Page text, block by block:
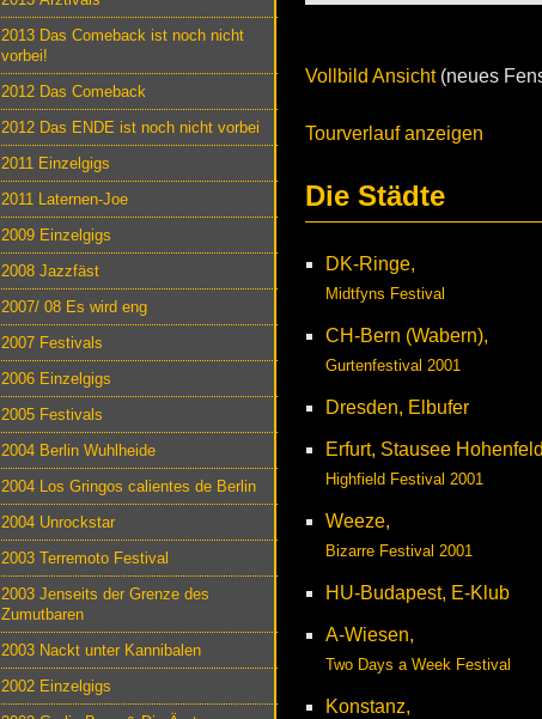
2013 Das Comeback ist noch nicht
vorbei!
2012 Das Comeback
2012 Das ENDE ist noch nicht vorbei
2011 Einzelgigs
2011 Laternen-Joe
2009 Einzelgigs
2008 Jazzfäst
2007/ 08 Es wird eng
2007 Festivals
2006 Einzelgigs
2005 Festivals
2004 Berlin Wuhlheide
2004 Los Gringos calientes de Berlin
2004 Unrockstar
2003 Terremoto Festival
2003 Jenseits der Grenze des
Zumutbaren
2003 Nackt unter Kannibalen
2002 Einzelgigs
Vollbild Ansicht(neues
Tourverlauf anzeigen
Die Städte
DK-Ringe,
Midtfyns Festival
CH-Bern (Wabern),
Gurtenfestival 2001
Dresden, Elbufer
Erfurt, Stausee
Highfield Festival 2001
Weeze,
Bizarre Festival 2001
HU-Budapest, E-Klub
A-Wiesen,
Two Days a Week Festival
Konstanz,